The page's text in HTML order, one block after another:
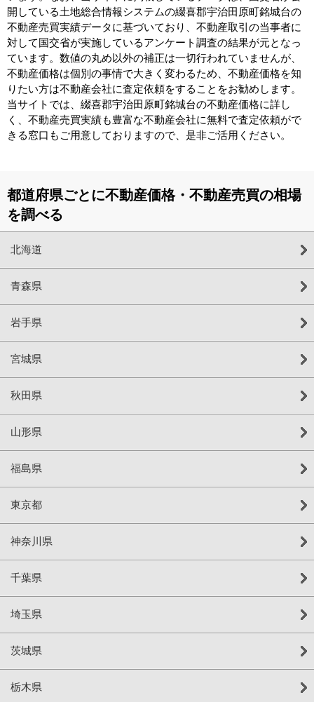
開している土地総合情報システムの綴喜郡宇治田原町銘城台の
不動産売買実績データに基づいており、不動産取引の当事者に
対して国交省が実施しているアンケート調査の結果が元となっ
ています。数値の丸め以外の補正は一切行われていませんが、
不動産価格は個別の事情で大きく変わるため、不動産価格を知
りたい方は不動産会社に査定依頼をすることをお勧めします。
当サイトでは、綴喜郡宇治田原町銘城台の不動産価格に詳し
く、不動産売買実績も豊富な不動産会社に無料で査定依頼がで
きる窓口もご用意しておりますので、是非ご活用ください。
都道府県ごとに不動産価格・不動産売買の相場
を調べる
北海道
青森県
岩手県
宮城県
秋田県
山形県
福島県
東京都
神奈川県
千葉県
埼玉県
茨城県
栃木県